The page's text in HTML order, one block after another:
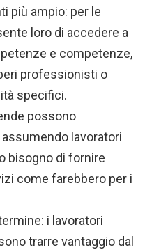
più ampio: per le
loro di accedere a
e competenze,
professionisti o
specifici.
possono
lavoratori
bisogno di fornire
come farebbero per i
i lavoratori
trarre vantaggio dal